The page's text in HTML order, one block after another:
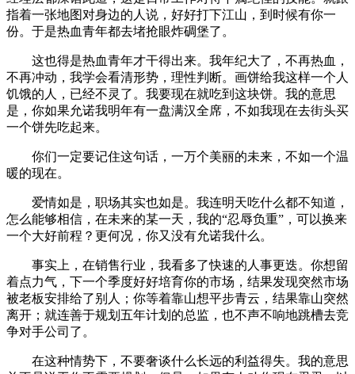
指着一张地图对身边的人说，好好打下江山，到时候有你一
份。于是热血青年都去堵抢眼炸碉堡了。
这也得是热血青年才干得出来。我年纪大了，不再热血，
不再冲动，我学会看清形势，理性判断。画饼给我这样一个人
饥饿的人，已经不灵了。我要现在就吃到这块饼。我的意思
是，你如果允诺我明年有一盘满汉全席，不如我现在去街头买
一个饼先吃起来。
你们一定要记住这句话，一万个美丽的未来，不如一个温
暖的现在。
爱情如是，职场其实也如是。我连明天吃什么都不知道，
怎么能够相信，在未来的某一天，我的“忍辱负重”，可以换来
一个大好前程？更何况，你又没有允诺我什么。
事实上，在销售行业，我看多了快速的人事更迭。你想留
着点力气，下一个季度好好培育你的市场，结果发现突然市场
被老板安排给了别人；你等着靠山想平步青云，结果靠山突然
离开；就连善于规划五年计划的总监，也不声不响地跳槽去竞
争对手公司了。
在这种情势下，不要奢谈什么长远的利益得失。我的意思